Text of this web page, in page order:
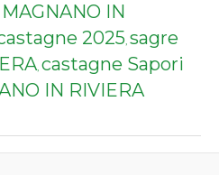
IN
2025, sagre
, castagne Sapori
IN RIVIERA